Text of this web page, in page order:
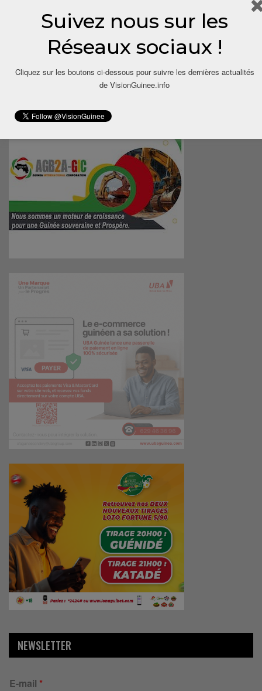
NEWSLETTER
E-mail *
Suivez nous sur les
Réseaux sociaux !
Cliquez sur les boutons ci-dessous pour suivre les dernières actualités
de VisionGuinee.info